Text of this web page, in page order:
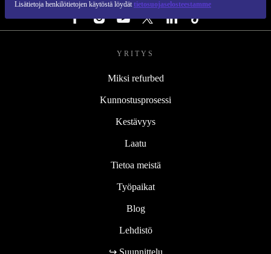
Lisätietoja henkilötietojen käytöstä löydät tietosuojaselosteestamme
YRITYS
Miksi refurbed
Kunnostusprosessi
Kestävyys
Laatu
Tietoa meistä
Työpaikat
Blog
Lehdistö
↪ Suunnittelu